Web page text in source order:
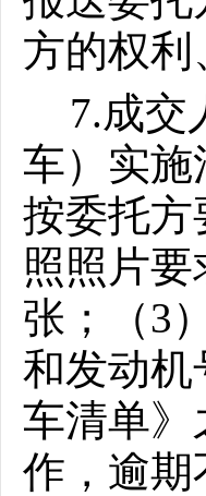
方的权
7.成交
车）实施
按委托方
照照片要
张；（3
和发动机
车清单》
作，逾期